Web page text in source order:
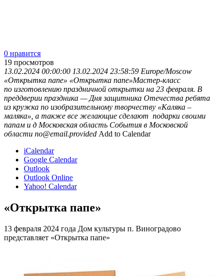
0 нравится
19 просмотров
13.02.2024 00:00:00 13.02.2024 23:58:59 Europe/Moscow
«Открытка папе» «Открытка папе»Мастер-класс
по изготовлению праздничной открытки на 23 февраля. В
преддверии праздника — Дня защитника Отечества ребята
из кружка по изобразительному творчеству «Каляка –
маляка», а также все желающие сделают подарки своими
папам и д Московская область События в Московской
области no@email.provided Add to Calendar
iCalendar
Google Calendar
Outlook
Outlook Online
Yahoo! Calendar
«Открытка папе»
13 февраля 2024 года Дом культуры п. Виноградово
представляет «Открытка папе»